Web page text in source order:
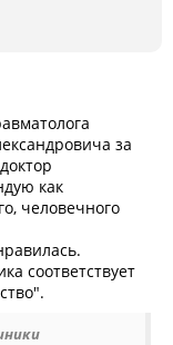
за
как
человечного
соответствует